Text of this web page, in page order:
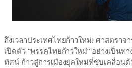
ถึงเวลาประเทศไทยก้าวใหม่! ศาสตรา
เปิดตัว “พรรคไทยก้าวใหม่” อย่างเป็นท
ทัศน์ ก้าวสู่การเมืองยุคใหม่ที่ขับเคลื่อน